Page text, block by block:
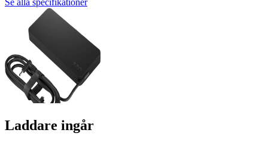
Laddare ingår